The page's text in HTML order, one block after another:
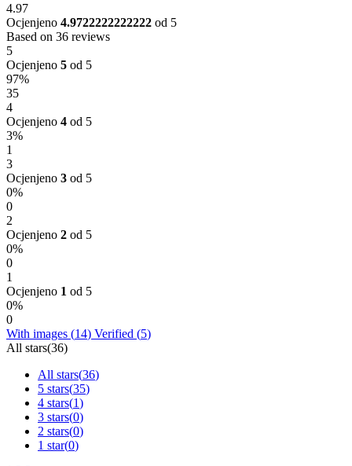
4.97
Ocjenjeno 4.9722222222222 od 5
Based on 36 reviews
5
Ocjenjeno 5 od 5
97%
35
4
Ocjenjeno 4 od 5
3%
1
3
Ocjenjeno 3 od 5
0%
0
2
Ocjenjeno 2 od 5
0%
0
1
Ocjenjeno 1 od 5
0%
0
With images (14) Verified (5)
All stars(36)
All stars(36)
5 stars(35)
4 stars(1)
3 stars(0)
2 stars(0)
1 star(0)